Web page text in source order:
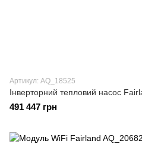
Артикул: AQ_18525
Інверторний тепловий насос
491 447 грн